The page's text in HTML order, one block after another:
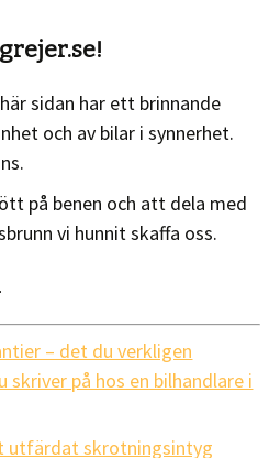
sidan har ett brinnande
och av bilar i synnerhet.
på benen och att dela med
vi hunnit skaffa oss.
– det du verkligen
skriver på hos en bilhandlare i
utfärdat skrotningsintyg